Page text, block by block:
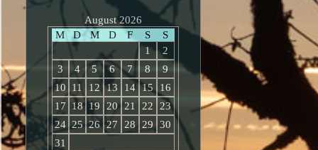
August 2026
M
D M D F S
S
1
2
3
4 5 6 7 8
9
10
11 12 13 14 15
16
17
18 19 20 21 22
23
24 25 26 27 28 29
30
31